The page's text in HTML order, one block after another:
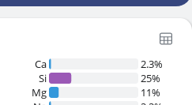
Ca
2.3%
Si
25%
Mg
11%